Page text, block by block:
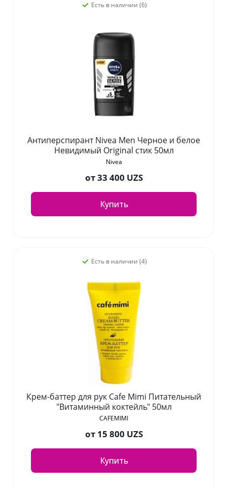
Есть в наличии (6)
Антиперспирант Nivea Men Черное и белое
Невидимый Original стик 50мл
Nivea
от33 400 UZS
Купить
Есть в наличии (4)
Крем-баттер для рук Cafe Mimi Питательный
"Витаминный коктейль" 50мл
CAFEMIMI
от 15 800 UZS
Купить